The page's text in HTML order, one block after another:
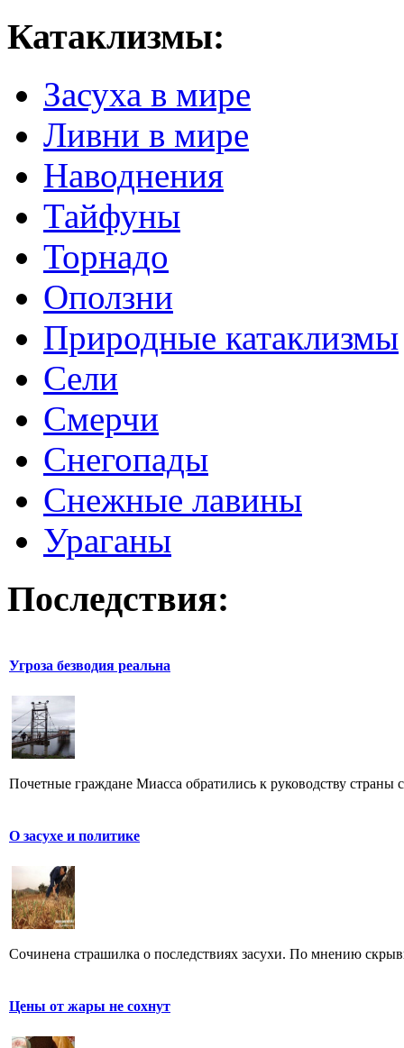
Катаклизмы:
Засуха в мире
Ливни в мире
Наводнения
Тайфуны
Торнадо
Оползни
Природные катаклизмы
Сели
Смерчи
Снегопады
Снежные лавины
Ураганы
Последствия:
Угроза безводия реальна
Почетные граждане Миасса обратились к руководству страны
О засухе и политике
Сочинена страшилка о последствиях засухи. По мнению
Цены от жары не сохнут